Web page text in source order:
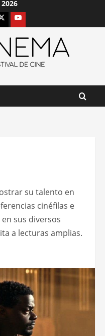
Youtube
su talento en
cinéfilas e
sus diversos
a lecturas amplias.